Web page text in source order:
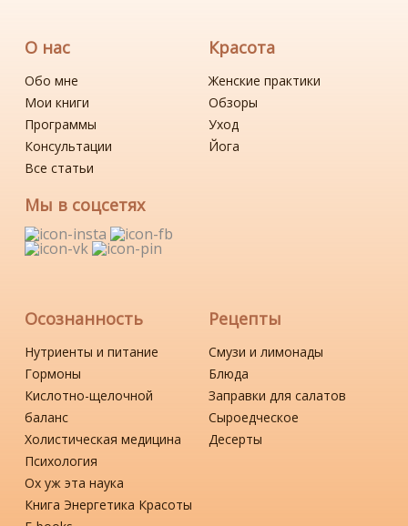
О нас
Обо мне
Мои книги
Программы
Консультации
Все статьи
Мы в соцсетях
Красота
Женские практики
Обзоры
Уход
Йога
Осознанность
Нутриенты и питание
Гормоны
Кислотно-щелочной
баланс
Холистическая медицина
Психология
Ох уж эта наука
Книга Энергетика Красоты
Рецепты
Смузи и лимонады
Блюда
Заправки для салатов
Сыроедческое
Десерты